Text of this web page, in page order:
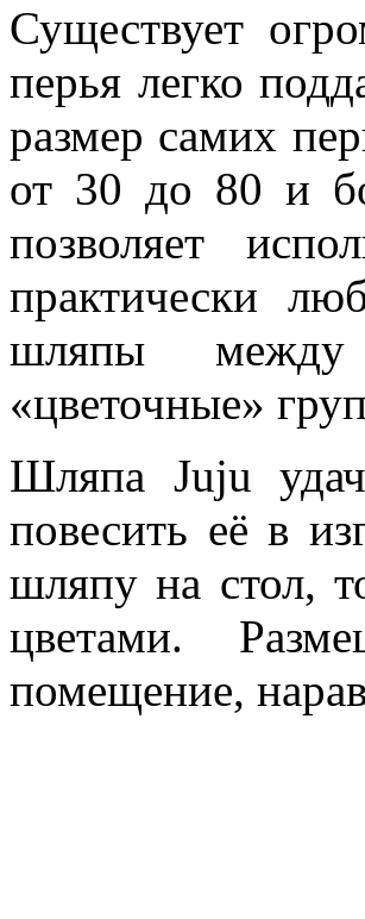
Существует
перья легко
размер самих
от 30 до 80 и
позволяет
практически
шляпы между
«цветочные»
Шляпа Juju
повесить её в
шляпу на стол,
цветами.
помещение,